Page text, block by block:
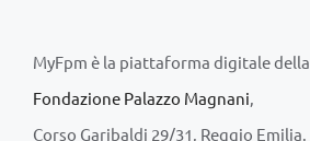
MyFpm è la piattaforma digitale della
Fondazione Palazzo Magnani,
Corso Garibaldi 29/31, Reggio Emilia.